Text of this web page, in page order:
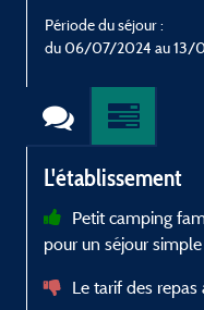
Période du séjour :
du 06/07/2024 au 13/
L'établissement
Petit camping
pour un séjour
Le tarif des